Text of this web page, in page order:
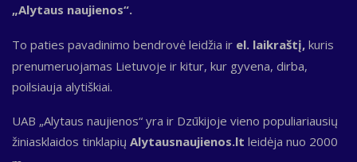
„Alytaus naujienos“.
To paties pavadinimo bendrovė leidžia ir el. laikraštį, kuris
prenumeruojamas Lietuvoje ir kitur, kur gyvena, dirba,
poilsiauja alytiškiai.
UAB „Alytaus naujienos“ yra ir Dzūkijoje vieno populiariausių
žiniasklaidos tinklapių Alytausnaujienos.lt leidėja nuo 2000